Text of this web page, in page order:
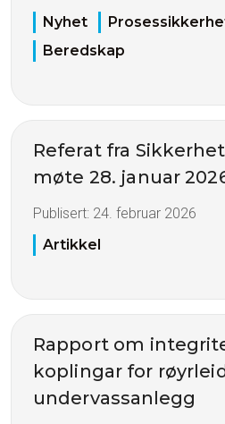
Nyhet
Beredskap
Referat fra
møte 28. januar
Publisert: 24. februar 2026
Artikkel
Rapport om
koplingar for
undervassanlegg